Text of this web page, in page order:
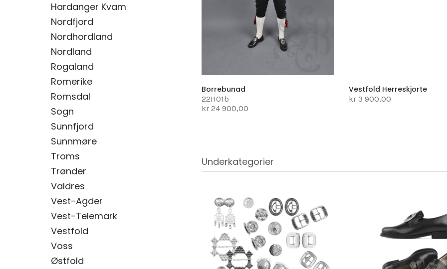
Hardanger Kvam
Nordfjord
Nordhordland
Nordland
Rogaland
Romerike
Romsdal
Sogn
Sunnfjord
Sunnmøre
Troms
Trønder
Valdres
Vest-Agder
Vest-Telemark
Vestfold
Voss
Østfold
Borrebunad
22H01b
kr 24 900,00
Vestfold Herreskjorte
kr 3 900,00
Underkategorier